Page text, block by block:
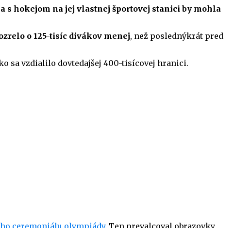
s hokejom na jej vlastnej športovej stanici by mohla
o 125-tisíc divákov menej, než poslednýkrát pred
sa vzdialilo dovtedajšej 400-tisícovej hranici.